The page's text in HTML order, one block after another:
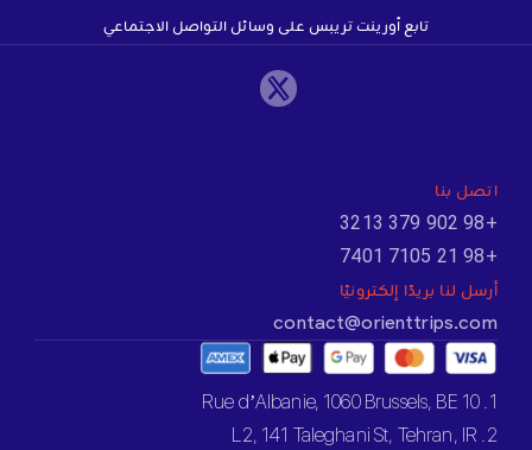
تابع أورينت تريبس على وسائل التواصل الاجتماعي
اتصل بنا
+98 902 379 3213
+98 21 7105 7401
أرسل لنا بريدًا إلكترونيًا
contact@orienttrips.com
1. 10 Rue d’Albanie, 1060 Brussels, BE
2. L2, 141 Taleghani St, Tehran, IR